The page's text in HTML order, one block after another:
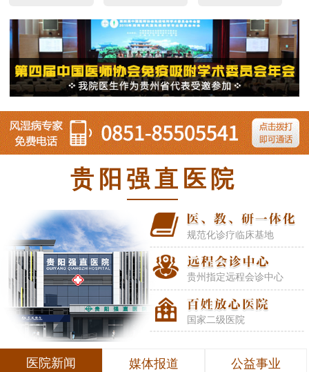
贵阳强直医院
规范化诊疗临床基地
贵州指定远程会诊中心
国家二级医院
医院新闻 媒体报道 公益事业